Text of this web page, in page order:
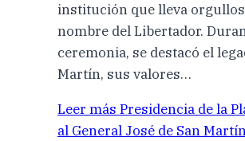
institución que lleva
nombre del Libertador.
ceremonia, se destacó el
Martín, sus valores…
Leer más Presidencia de la
al General José de San